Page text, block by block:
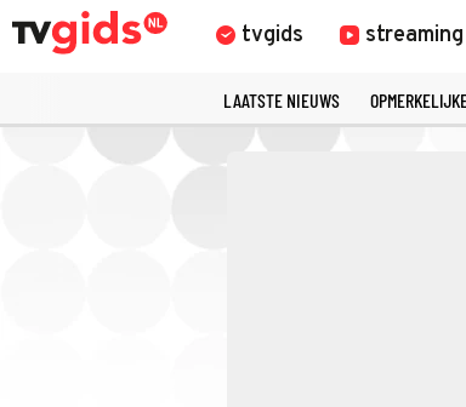
tvgids streaming
LAATSTE NIEUWS